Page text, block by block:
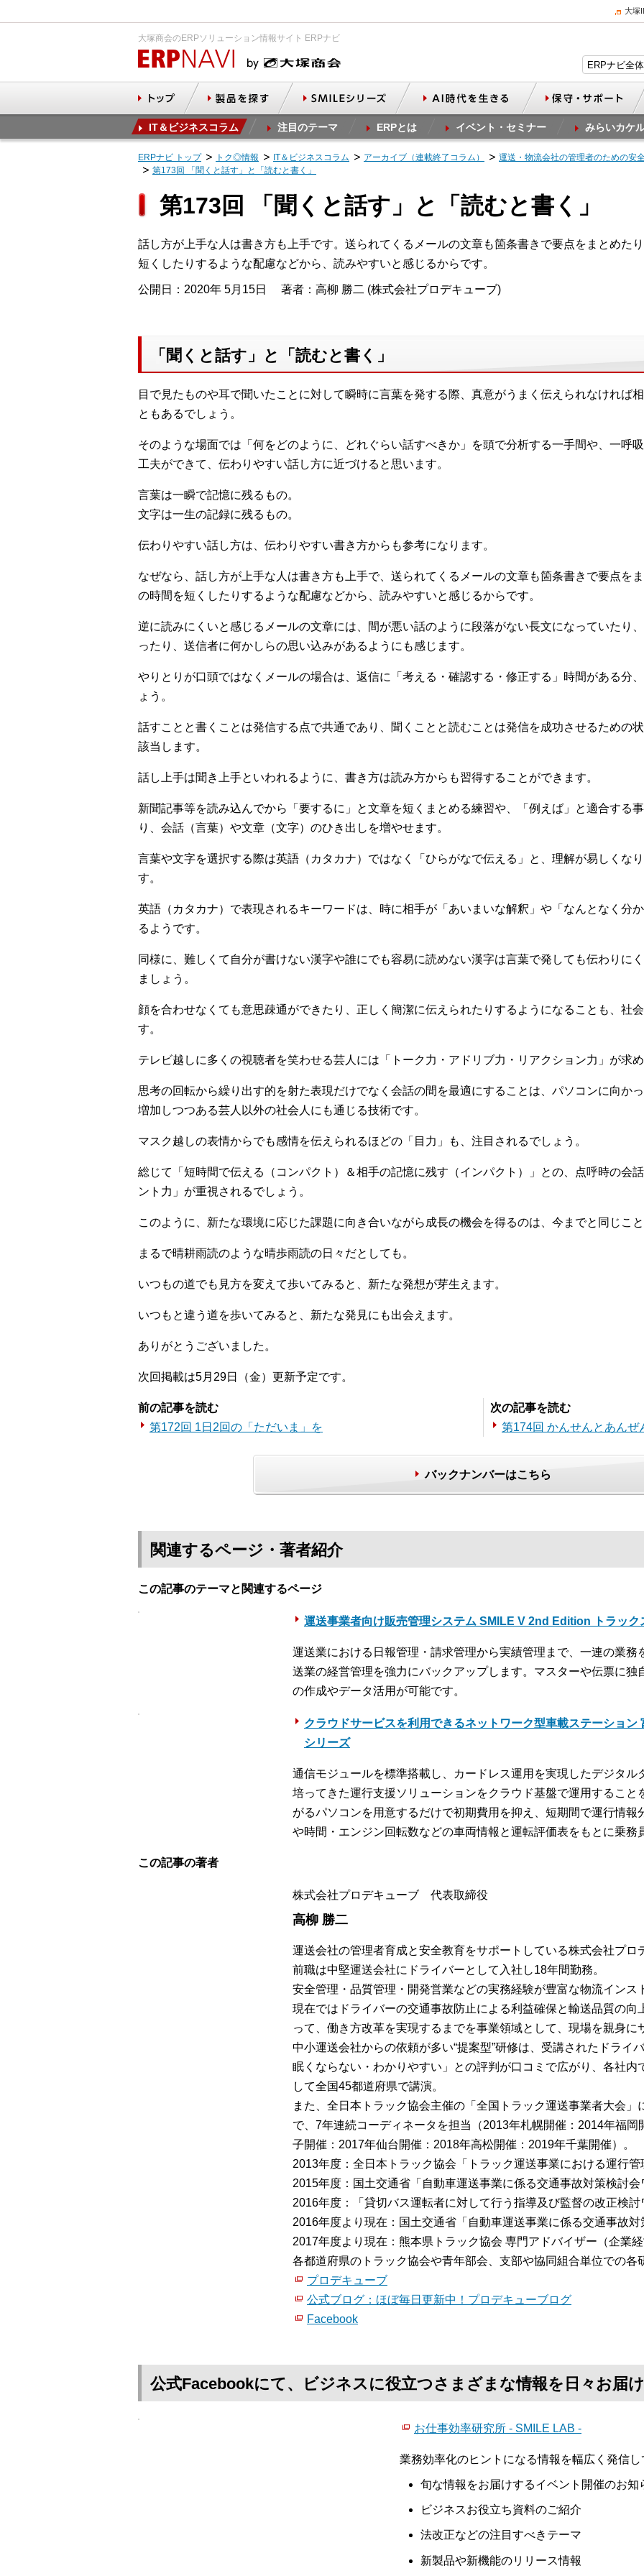
大塚
大塚商会のERPソリューション情報サイト ERPナビ
IT＆ビジネスコラム 注目のテーマ ERPとは イベント・セミナー みらいカケ
ERPナビ トップ トク◎情報 IT＆ビジネスコラム アーカイブ（連載終了コラム）
運送・物流会社の管理者のための安
第173回 「聞くと話す」と「読むと書く」
第173回 「聞くと話す」と「読むと書く」
話し方が上手な人は書き方も上手です。送られてくるメールの文章も箇条書きで要点をまとめた
短くしたりするような配慮などから、読みやすいと感じるからです。
公開日：2020年 5月15日 著者：高柳 勝二 (株式会社プロデキューブ)
「聞くと話す」と「読むと書く」
目で見たものや耳で聞いたことに対して瞬時に言葉を発する際、真意がうまく伝えられなければ
ともあるでしょう。
そのような場面では「何をどのように、どれぐらい話すべきか」を頭で分析する一手間や、一呼
工夫ができて、伝わりやすい話し方に近づけると思います。
言葉は一瞬で記憶に残るもの。
文字は一生の記録に残るもの。
伝わりやすい話し方は、伝わりやすい書き方からも参考になります。
なぜなら、話し方が上手な人は書き方も上手で、送られてくるメールの文章も箇条書きで要点を
の時間を短くしたりするような配慮などから、読みやすいと感じるからです。
逆に読みにくいと感じるメールの文章には、間が悪い話のように段落がない長文になっていたり
ったり、送信者に何かしらの思い込みがあるようにも感じます。
やりとりが口頭ではなくメールの場合は、返信に「考える・確認する・修正する」時間がある分
ょう。
話すことと書くことは発信する点で共通であり、聞くことと読むことは発信を成功させるための
該当します。
話し上手は聞き上手といわれるように、書き方は読み方からも習得することができます。
新聞記事等を読み込んでから「要するに」と文章を短くまとめる練習や、「例えば」と適合する
り、会話（言葉）や文章（文字）のひき出しを増やせます。
言葉や文字を選択する際は英語（カタカナ）ではなく「ひらがなで伝える」と、理解が易しくな
す。
英語（カタカナ）で表現されるキーワードは、時に相手が「あいまいな解釈」や「なんとなく分
るようです。
同様に、難しくて自分が書けない漢字や誰にでも容易に読めない漢字は言葉で発しても伝わりに
ましょう。
顔を合わせなくても意思疎通ができたり、正しく簡潔に伝えられたりするようになることも、社
す。
テレビ越しに多くの視聴者を笑わせる芸人には「トーク力・アドリブ力・リアクション力」が求
思考の回転から繰り出す的を射た表現だけでなく会話の間を最適にすることは、パソコンに向か
増加しつつある芸人以外の社会人にも通じる技術です。
マスク越しの表情からでも感情を伝えられるほどの「目力」も、注目されるでしょう。
総じて「短時間で伝える（コンパクト）＆相手の記憶に残す（インパクト）」との、点呼時の会
ント力」が重視されるでしょう。
このように、新たな環境に応じた課題に向き合いながら成長の機会を得るのは、今までと同じこ
まるで晴耕雨読のような晴歩雨読の日々だとしても。
いつもの道でも見方を変えて歩いてみると、新たな発想が芽生えます。
いつもと違う道を歩いてみると、新たな発見にも出会えます。
ありがとうございました。
次回掲載は5月29日（金）更新予定です。
前の記事を読む
第172回 1日2回の「ただいま」を
次の記事を読む
第174回 かんせんとあんぜ
バックナンバーはこちら
関連するページ・著者紹介
この記事のテーマと関連するページ
運送事業者向け販売管理システム SMILE V 2nd Edition トラック
運送業における日報管理・請求管理から実績管理まで、一連の業務
送業の経営管理を強力にバックアップします。マスターや伝票に独
の作成やデータ活用が可能です。
クラウドサービスを利用できるネットワーク型車載ステーション
シリーズ
通信モジュールを標準搭載し、カードレス運用を実現したデジタル
培ってきた運行支援ソリューションをクラウド基盤で運用すること
がるパソコンを用意するだけで初期費用を抑え、短期間で運行情
や時間・エンジン回転数などの車両情報と運転評価表をもとに乗務
この記事の著者
株式会社プロデキューブ 代表取締役
高柳 勝二
運送会社の管理者育成と安全教育をサポートしている株式会社プロ
前職は中堅運送会社にドライバーとして入社し18年間勤務。
安全管理・品質管理・開発営業などの実務経験が豊富な物流インス
現在ではドライバーの交通事故防止による利益確保と輸送品質の向
って、働き方改革を実現するまでを事業領域として、現場を親身に
中小運送会社からの依頼が多い“提案型”研修は、受講されたドライ
眠くならない・わかりやすい」との評判が口コミで広がり、各社内
して全国45都道府県で講演。
また、全日本トラック協会主催の「全国トラック運送事業者大会
で、7年連続コーディネータを担当（2013年札幌開催：2014年福
子開催：2017年仙台開催：2018年高松開催：2019年千葉開催）。
2013年度：全日本トラック協会「トラック運送事業における運行
2015年度：国土交通省「自動車運送事業に係る交通事故対策検討
2016年度：「貸切バス運転者に対して行う指導及び監督の改正検
2016年度より現在：国土交通省「自動車運送事業に係る交通事故
2017年度より現在：熊本県トラック協会 専門アドバイザー（企業
各都道府県のトラック協会や青年部会、支部や協同組合単位での各
プロデキューブ
公式ブログ：ほぼ毎日更新中！プロデキューブログ
Facebook
公式Facebookにて、ビジネスに役立つさまざまな情報を日々お届
お仕事効率研究所 - SMILE LAB -
業務効率化のヒントになる情報を幅広く発信
旬な情報をお届けするイベント開催のお知
ビジネスお役立ち資料のご紹介
法改正などの注目すべきテーマ
新製品や新機能のリリース情報